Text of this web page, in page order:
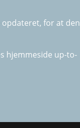
for at den
hjemmeside up-to-